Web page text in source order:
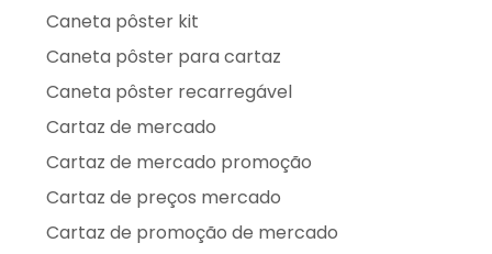
Caneta pôster kit
Caneta pôster para cartaz
Caneta pôster recarregável
Cartaz de mercado
Cartaz de mercado promoção
Cartaz de preços mercado
Cartaz de promoção de mercado